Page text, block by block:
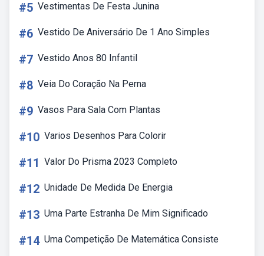
#5 Vestimentas De Festa Junina
#6 Vestido De Aniversário De 1 Ano Simples
#7 Vestido Anos 80 Infantil
#8 Veia Do Coração Na Perna
#9 Vasos Para Sala Com Plantas
#10 Varios Desenhos Para Colorir
#11 Valor Do Prisma 2023 Completo
#12 Unidade De Medida De Energia
#13 Uma Parte Estranha De Mim Significado
#14 Uma Competição De Matemática Consiste